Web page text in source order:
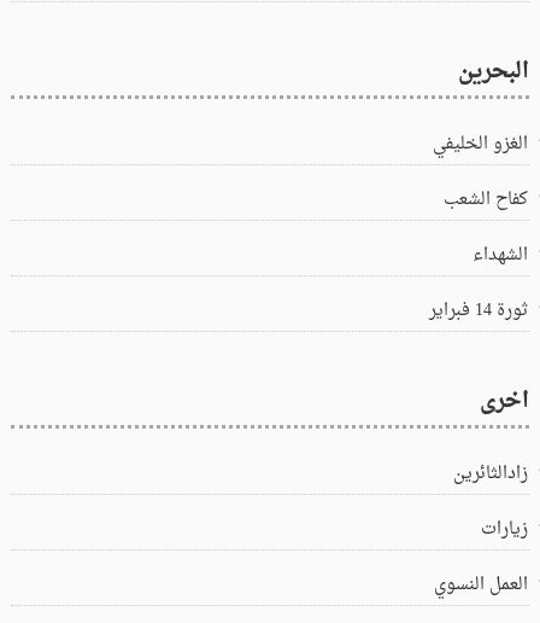
البحرين
الغزو الخليفي
كفاح الشعب
الشهداء
ثورة 14 فبراير
اخرى
زادالثائرين
زيارات
العمل النسوي